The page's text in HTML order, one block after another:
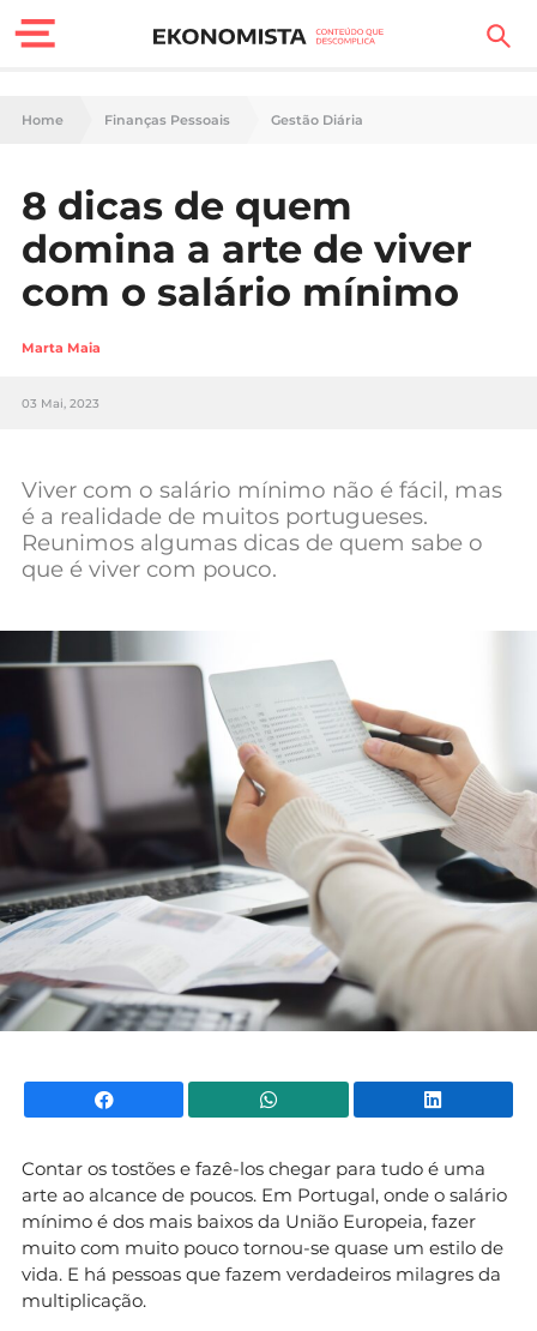
Finanças Pessoais
Carreira
Casa
Lifestyle
Sociedade
Negócios
Mundial 2026
Home Finanças Pessoais Gestão Diária
8 dicas de quem
domina a arte de viver
com o salário mínimo
Marta Maia
03 Mai, 2023
Viver com o salário mínimo não é fácil, mas
é a realidade de muitos portugueses.
Reunimos algumas dicas de quem sabe o
que é viver com pouco.
Facebook WhatsApp
Contar os tostões e fazê-los chegar para tudo é uma
arte ao alcance de poucos. Em Portugal, onde o salário
mínimo é dos mais baixos da União Europeia, fazer
muito com muito pouco tornou-se quase um estilo de
vida. E há pessoas que fazem verdadeiros milagres da
multiplicação.